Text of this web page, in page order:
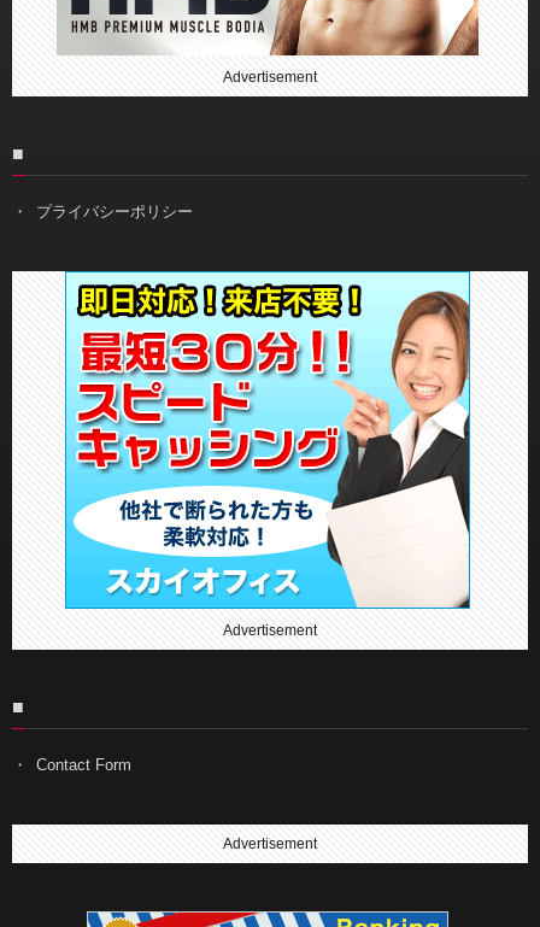
Advertisement
■
プライバシーポリシー
Advertisement
■
Contact Form
Advertisement